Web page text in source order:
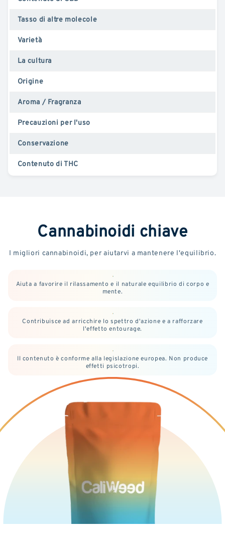
Tasso di altre molecole
Varietà
La cultura
Origine
Aroma / Fragranza
Precauzioni per l'uso
Conservazione
Contenuto di THC
Cannabinoidi chiave
I migliori cannabinoidi, per aiutarvi a mantenere l'equilibrio.
Aiuta a favorire il rilassamento e il naturale equilibrio di corpo e
mente.
Contribuisce ad arricchire lo spettro d'azione e a rafforzare
l'effetto entourage.
Il contenuto è conforme alla legislazione europea. Non produce
effetti psicotropi.